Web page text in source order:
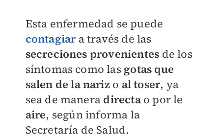
Esta enfermedad se puede
contagiara través de las
secreciones provenientes de los
síntomas como las gotas que
salen de la narizo al toser, ya
sea de manera directao por le
aire, según informa la
Secretaría de Salud.